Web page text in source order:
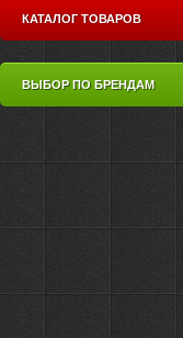
КАТАЛОГ ТОВАРОВ
ВЫБОР ПО БРЕНДАМ